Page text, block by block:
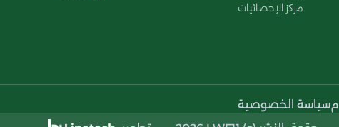
مركز الإحصائيات
سياسة الخصوصية